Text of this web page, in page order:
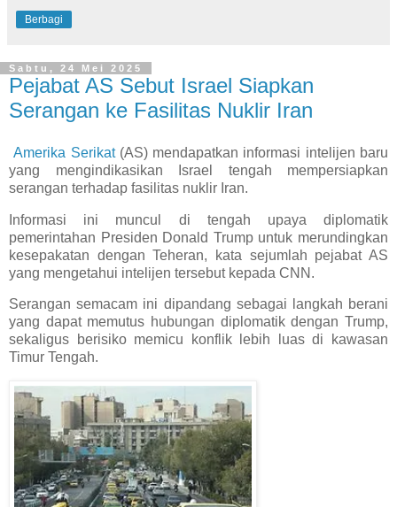
Berbagi
Sabtu, 24 Mei 2025
Pejabat AS Sebut Israel Siapkan
Serangan ke Fasilitas Nuklir Iran
Amerika Serikat(AS) mendapatkan informasi intelijen baru
yang mengindikasikan Israel tengah mempersiapkan
serangan terhadap fasilitas nuklir Iran.
Informasi ini muncul di tengah upaya diplomatik
pemerintahan Presiden Donald Trump untuk merundingkan
kesepakatan dengan Teheran, kata sejumlah pejabat AS
yang mengetahui intelijen tersebut kepada CNN.
Serangan semacam ini dipandang sebagai langkah berani
yang dapat memutus hubungan diplomatik dengan Trump,
sekaligus berisiko memicu konflik lebih luas di kawasan
Timur Tengah.